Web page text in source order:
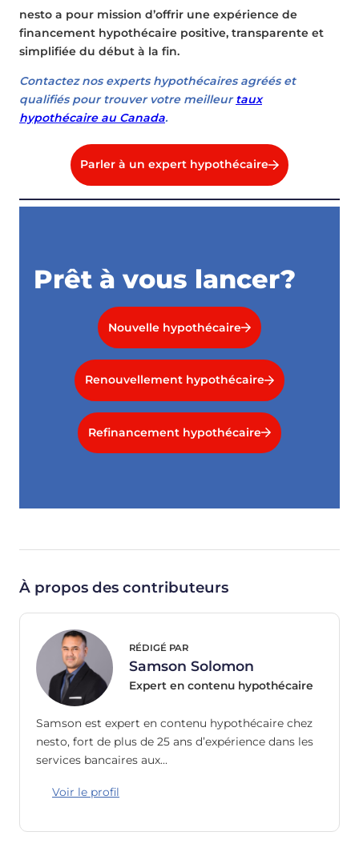
nesto a pour mission d’offrir une expérience de
financement hypothécaire positive, transparente et
simplifiée du début à la fin.
Contactez nos experts hypothécaires agréés et
qualifiés pour trouver votre meilleurtaux
hypothécaire au Canada.
Parler à un expert hypothécaire
Prêt à vous lancer?
Nouvelle hypothécaire
Renouvellement hypothécaire
Refinancement hypothécaire
À propos des contributeurs
RÉDIGÉ PAR
Samson Solomon
Expert en contenu hypothécaire
Samson est expert en contenu hypothécaire chez
nesto, fort de plus de 25 ans d’expérience dans les
services bancaires aux…
Voir le profil